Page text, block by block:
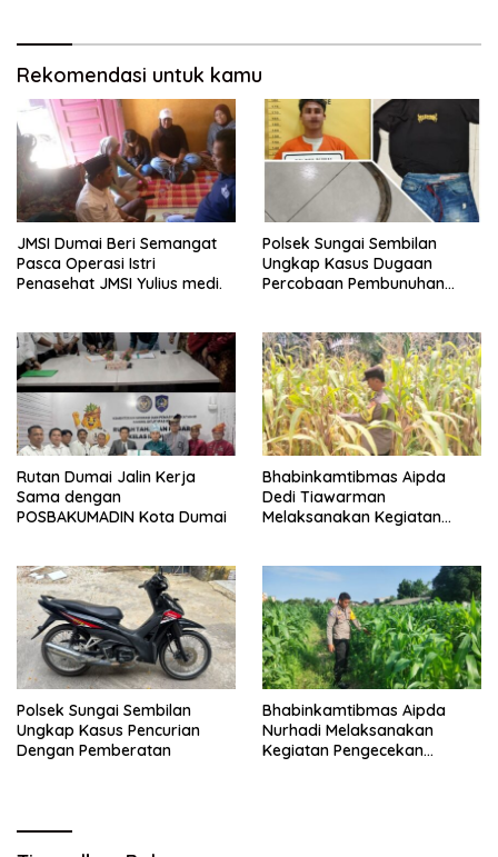
Rekomendasi untuk kamu
JMSI Dumai Beri Semangat
Pasca Operasi Istri
Penasehat JMSI Yulius medi.
Polsek Sungai Sembilan
Ungkap Kasus Dugaan
Percobaan Pembunuhan
Rutan Dumai Jalin Kerja
Sama dengan
POSBAKUMADIN Kota Dumai
Bhabinkamtibmas Aipda
Dedi Tiawarman
Melaksanakan Kegiatan
Polsek Sungai Sembilan
Ungkap Kasus Pencurian
Dengan Pemberatan
Bhabinkamtibmas Aipda
Nurhadi Melaksanakan
Kegiatan Pengecekan